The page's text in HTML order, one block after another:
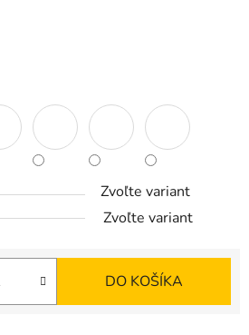
Zvoľte variant
Zvoľte variant
DO KOŠÍKA